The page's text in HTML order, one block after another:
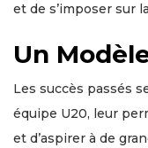
et de s’imposer sur
Un
Les succès passés
équipe U20, leur
et d’aspirer à de